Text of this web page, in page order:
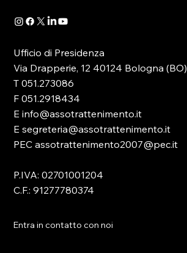
Ufficio di Presidenza
Via Drapperie, 12 40124 Bologna (BO)
T 051.273086
F 051.2918434
E info@assotrattenimento.it
E segreteria@assotrattenimento.it
PEC assotrattenimento2007@pec.it
P.IVA: 02701001204
C.F.: 91277780374
Entra in contatto con noi